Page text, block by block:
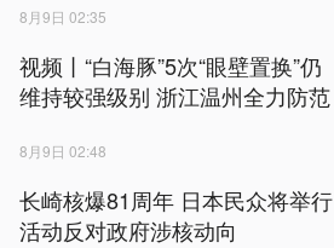
8月9日 02:35
视频丨“白海豚”5次“眼壁置换”仍
维持较强级别 浙江温州全力防范
8月9日 02:48
长崎核爆81周年 日本民众将举行
活动反对政府涉核动向